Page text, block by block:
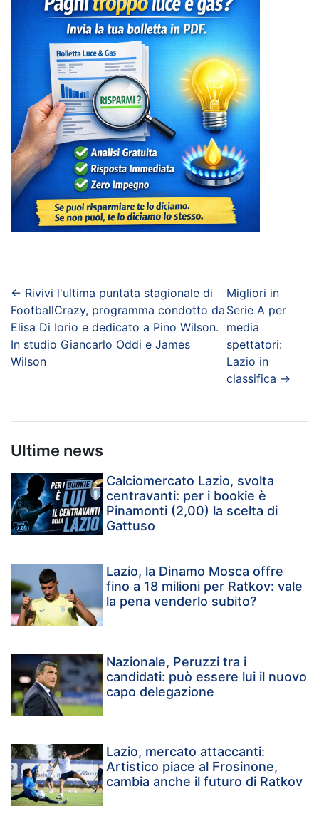
← Rivivi l'ultima puntata stagionale di
FootballCrazy, programma condotto da
Elisa Di Iorio e dedicato a Pino Wilson.
In studio Giancarlo Oddi e James
Wilson
Migliori in
Serie A per
media
spettatori:
Lazio in
classifica →
Ultime news
Calciomercato Lazio, svolta
centravanti: per i bookie è
Pinamonti (2,00) la scelta di
Gattuso
Lazio, la Dinamo Mosca offre
fino a 18 milioni per Ratkov: vale
la pena venderlo subito?
Nazionale, Peruzzi tra i
candidati: può essere lui il nuovo
capo delegazione
Lazio, mercato attaccanti:
Artistico piace al Frosinone,
cambia anche il futuro di Ratkov